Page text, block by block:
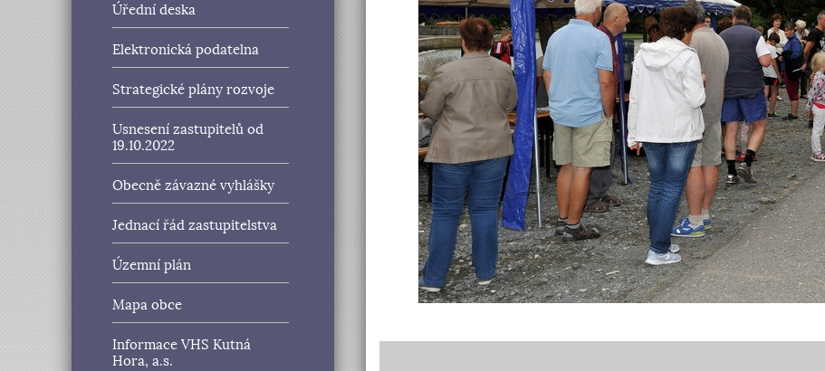
Úřední deska
Elektronická podatelna
Strategické plány rozvoje
Usnesení zastupitelů od
19.10.2022
Obecně závazné vyhlášky
Jednací řád zastupitelstva
Územní plán
Mapa obce
Informace VHS Kutná
Hora, a.s.
<